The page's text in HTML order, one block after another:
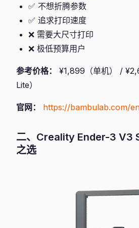
✅ 不想折腾参数
✅ 追求打印速度
❌ 需要大尺寸打印
❌ 极低预算用户
参考价格：
¥1,899（单机） /
Lite）
官网： https://bambulab.com/
二、Creality Ender-3 V3
之选